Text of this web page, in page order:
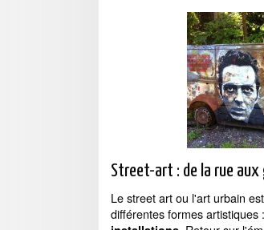
Street-art : de la rue
Le street art ou l'art urbain
différentes formes artistiques :